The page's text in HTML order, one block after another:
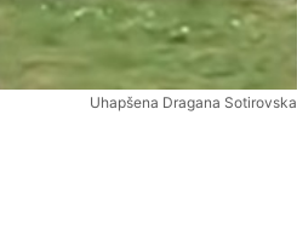
Uhapšena Dragana Sotirovska